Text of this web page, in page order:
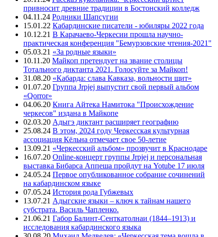
привносит древние традиции в Бостонский колледж
04.11.24 Родники Шапсугии
15.01.22 Кабардинские писатели - юбиляры 2022 года
10.12.21 В Карачаево-Черкесии прошла научно-
практическая конференция "Бемурзовские чтения-2021"
05.03.21 «За родные языки»
10.11.20 Майкоп претендует на звание столицы
Тотального диктанта 2021. Голосуйте за Майкоп!
31.08.20 «Кабарда: слава Кавказа, вольности щит»
01.07.20 Группа Jrpjej выпустит свой первый альбом
«Qorror»
04.06.20 Книга Айтека Намитока "Происхождение
черкесов" издана в Майкопе
02.03.20 Адыгэ диктант расширяет географию
25.08.24 В этом, 2024 году Черкесская культурная
ассоциация Кёльна отмечает свое 50-летие
13.09.21 «Черкесский альбом» прозвучит в Краснодаре
16.07.20 Online-концерт группы Jrpjej и персональная
выставка Бибарса Аппеша пройдут на Yotube 17 июля
24.05.24 Первое опубликованное собрание сочинений
на кабардинском языке
07.05.24 История рода Губжевых
13.07.21 Адыгские языки – ключ к тайнам нашего
субстрата. Василь Чапленко.
21.06.21 Габор Балинт-Сенткатолнаи (1844–1913) и
исследования кабардинского языка